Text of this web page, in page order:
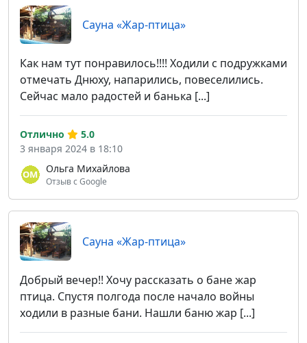
Сауна «Жар-птица»
Как нам тут понравилось!!!! Ходили с подружками
отмечать Днюху, напарились, повеселились.
Сейчас мало радостей и банька [...]
Ольга Михайлова
Отзыв с Google
Отлично
5.0
3 января 2024 в 18:10
Сауна «Жар-птица»
Добрый вечер!! Хочу рассказать о бане жар
птица. Спустя полгода после начало войны
ходили в разные бани. Нашли баню жар [...]